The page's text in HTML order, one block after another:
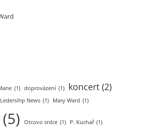
(1) doprovázení (1) koncert (2)
Ledersihp News (1) Mary Ward (1)
(5) Otcovo srdce (1) P. Kuchař (1)